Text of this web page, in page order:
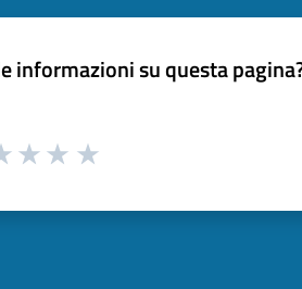
informazioni su questa